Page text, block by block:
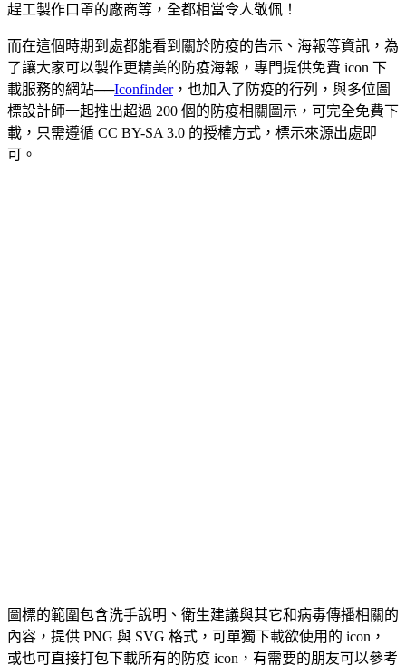
趕工製作口罩的廠商等，全都相當令人敬佩！
而在這個時期到處都能看到關於防疫的告示、海報等資訊，為
了讓大家可以製作更精美的防疫海報，專門提供免費 icon 下
載服務的網站──Iconfinder，也加入了防疫的行列，與多位圖
標設計師一起推出超過 200 個的防疫相關圖示，可完全免費下
載，只需遵循 CC BY-SA 3.0 的授權方式，標示來源出處即
可。
圖標的範圍包含洗手說明、衛生建議與其它和病毒傳播相關的
內容，提供 PNG 與 SVG 格式，可單獨下載欲使用的 icon，
或也可直接打包下載所有的防疫 icon，有需要的朋友可以參考